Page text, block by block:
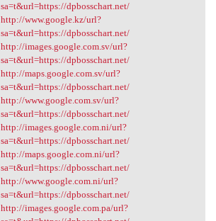
sa=t&url=https://dpbosschart.net/
http://www.google.kz/url?
sa=t&url=https://dpbosschart.net/
http://images.google.com.sv/url?
sa=t&url=https://dpbosschart.net/
http://maps.google.com.sv/url?
sa=t&url=https://dpbosschart.net/
http://www.google.com.sv/url?
sa=t&url=https://dpbosschart.net/
http://images.google.com.ni/url?
sa=t&url=https://dpbosschart.net/
http://maps.google.com.ni/url?
sa=t&url=https://dpbosschart.net/
http://www.google.com.ni/url?
sa=t&url=https://dpbosschart.net/
http://images.google.com.pa/url?